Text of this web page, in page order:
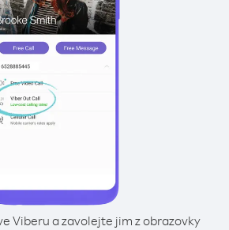
Viberu a zavolejte jim z obrazovky